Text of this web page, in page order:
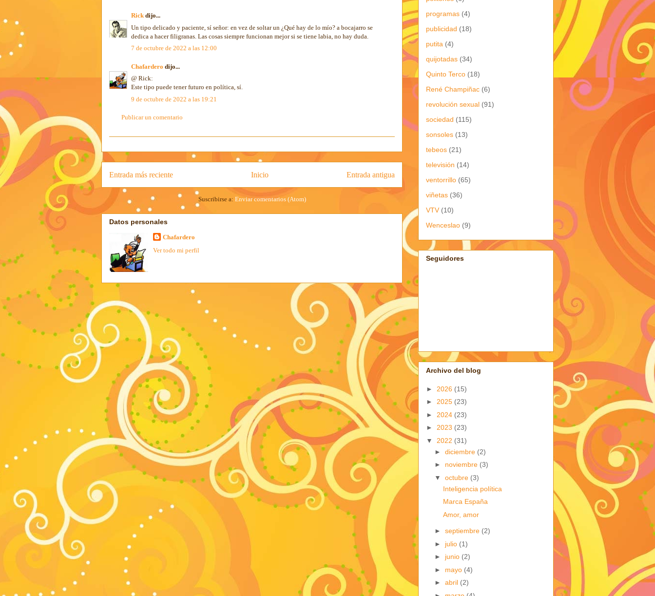
Rick dijo...
Un tipo delicado y paciente, sí señor: en vez de soltar un ¿Qué hay de lo mío? a bocajarro se
dedica a hacer filigranas. Las cosas siempre funcionan mejor si se tiene labia, no hay duda.
7 de octubre de 2022 a las 12:00
Chafardero dijo...
@ Rick:
Este tipo puede tener futuro en política, sí.
9 de octubre de 2022 a las 19:21
Publicar un comentario
Entrada más reciente Entrada antigua
Inicio
Suscribirse a: Enviar comentarios (Atom)
Datos personales
Chafardero
Ver todo mi perfil
programas (4)
publicidad (18)
putita (4)
quijotadas (34)
Quinto Terco (18)
René Champiñac (6)
revolución sexual (91)
sociedad (115)
sonsoles (13)
tebeos (21)
televisión (14)
ventorrillo (65)
viñetas (36)
VTV (10)
Wenceslao (9)
Seguidores
Archivo del blog
► 2026 (15)
► 2025 (23)
► 2024 (23)
► 2023 (23)
▼ 2022 (31)
► diciembre (2)
► noviembre (3)
▼ octubre (3)
Inteligencia política
Marca España
Amor, amor
► septiembre (2)
► julio (1)
► junio (2)
► mayo (4)
► abril (2)